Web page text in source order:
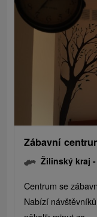
Zábavní
Žilinský kraj -
Centrum se
Nabízí